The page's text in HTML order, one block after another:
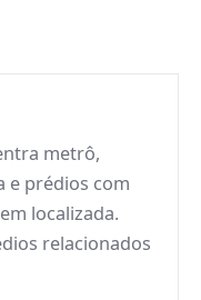
metrô,
e prédios com
localizada.
relacionados